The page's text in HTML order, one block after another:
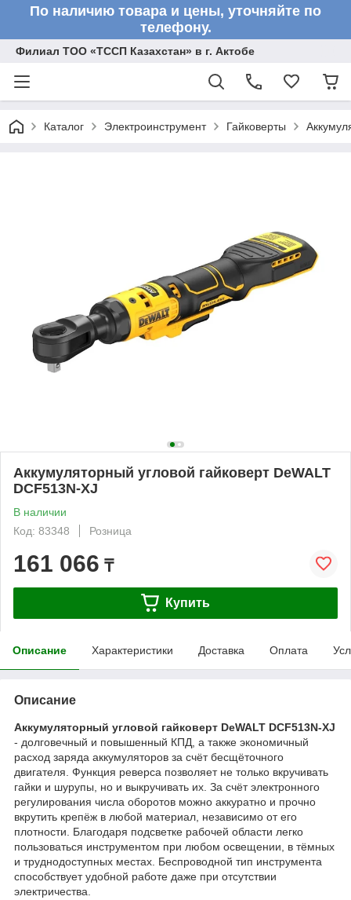
По наличию товара и цены, уточняйте по
телефону.
Филиал ТОО «ТССП Казахстан» в г. Актобе
Каталог Электроинструмент Гайковерты
Аккумуляторный угловой гайковерт DeWALT
DCF513N-XJ
В наличии
Код: 83348
Розница
161 066 ₸
Купить
Описание Характеристики Доставка Оплата
Описание
Аккумуляторный угловой гайковерт DeWALT DCF513N-XJ
- долговечный и повышенный КПД, а также экономичный
расход заряда аккумуляторов за счёт бесщёточного
двигателя. Функция реверса позволяет не только вкручивать
гайки и шурупы, но и выкручивать их. За счёт электронного
регулирования числа оборотов можно аккуратно и прочно
вкрутить крепёж в любой материал, независимо от его
плотности. Благодаря подсветке рабочей области легко
пользоваться инструментом при любом освещении, в тёмных
и труднодоступных местах. Беспроводной тип инструмента
способствует удобной работе даже при отсутствии
электричества.